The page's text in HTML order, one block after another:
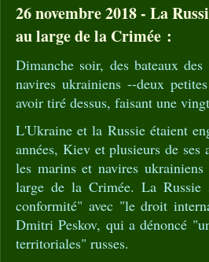
26 novembre 2018 - La
au large de la Crimée :
Dimanche soir, des bateaux
navires ukrainiens --deux
avoir tiré dessus, faisant une
L'Ukraine et la Russie étaient
années, Kiev et plusieurs de
les marins et navires
large de la Crimée. La Russie
conformité" avec "le droit
Dmitri Peskov, qui a dénoncé
territoriales" russes.